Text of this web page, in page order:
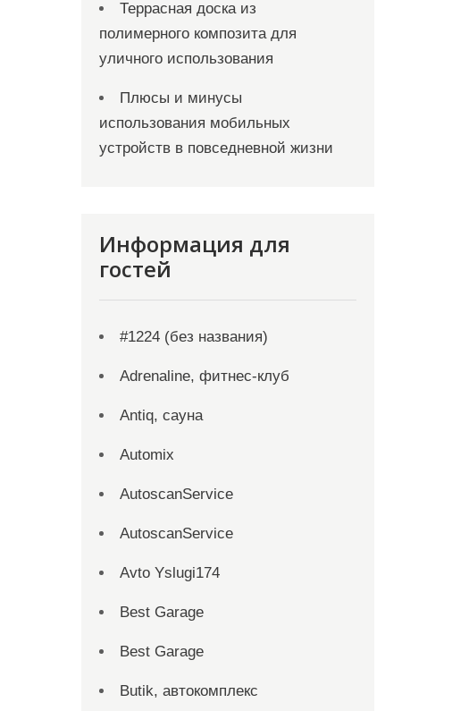
Террасная доска из
полимерного композита для
уличного использования
Плюсы и минусы
использования мобильных
устройств в повседневной жизни
Информация для
гостей
#1224 (без названия)
Adrenaline, фитнес-клуб
Antiq, сауна
Automix
AutoscanService
AutoscanService
Avto Yslugi174
Best Garage
Best Garage
Butik, автокомплекс